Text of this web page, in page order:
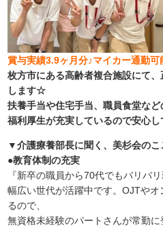
賞与実績3.9ヶ月分♪マイカー通勤可
枚方市にある高齢者複合施設にて
します☆
扶養手当や住宅手当、職員食堂など
福利厚生が充実しているので安心し
▼介護療養部長に聞く、美杉会の
●教育体制の充実
『新卒の職員から70代でもバリバ
幅広い世代が活躍中です。OJTや
るので、
無資格未経験のパートさんが常勤